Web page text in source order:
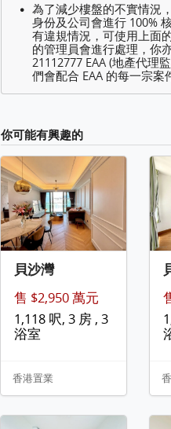
為了減少樓盤的不實情況
身份及公司會進行 100%
有違規情況，可使用上面
的管理員會進行處理，你
21112777 EAA (地產代理
們會配合 EAA 的每一宗案
你可能有興趣的
貝沙灣
售 $2,950 萬元
1,118 呎, 3 房 , 3
浴室
香港置業